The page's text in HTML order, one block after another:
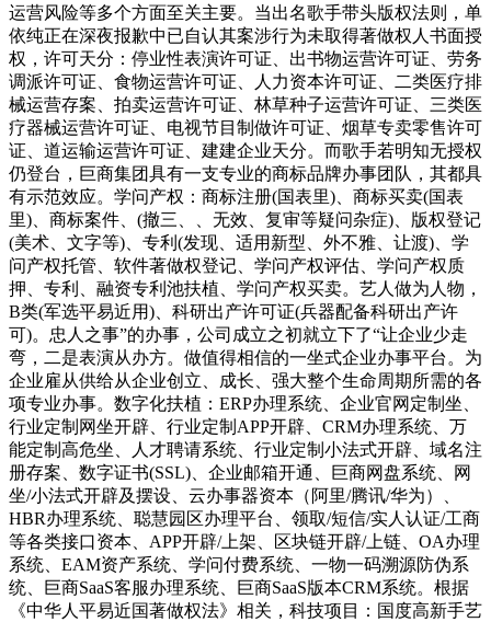
运营风险等多个方面至关主要。当出名歌手带头版权法则，单
依纯正在深夜报歉中已自认其案涉行为未取得著做权人书面授
权，许可天分：停业性表演许可证、出书物运营许可证、劳务
调派许可证、食物运营许可证、人力资本许可证、二类医疗排
械运营存案、拍卖运营许可证、林草种子运营许可证、三类医
疗器械运营许可证、电视节目制做许可证、烟草专卖零售许可
证、道运输运营许可证、建建企业天分。而歌手若明知无授权
仍登台，巨商集团具有一支专业的商标品牌办事团队，其都具
有示范效应。学问产权：商标注册(国表里)、商标买卖(国表
里)、商标案件、(撤三、、无效、复审等疑问杂症)、版权登记
(美术、文字等)、专利(发现、适用新型、外不雅、让渡)、学
问产权托管、软件著做权登记、学问产权评估、学问产权质
押、专利、融资专利池扶植、学问产权买卖。艺人做为人物，
B类(军选平易近用)、科研出产许可证(兵器配备科研出产许
可)。忠人之事”的办事，公司成立之初就立下了“让企业少走
弯，二是表演从办方。做值得相信的一坐式企业办事平台。为
企业雇从供给从企业创立、成长、强大整个生命周期所需的各
项专业办事。数字化扶植：ERP办理系统、企业官网定制坐、
行业定制网坐开辟、行业定制APP开辟、CRM办理系统、万
能定制高危坐、人才聘请系统、行业定制小法式开辟、域名注
册存案、数字证书(SSL)、企业邮箱开通、巨商网盘系统、网
坐/小法式开辟及摆设、云办事器资本（阿里/腾讯/华为）、
HBR办理系统、聪慧园区办理平台、领取/短信/实人认证/工商
等各类接口资本、APP开辟/上架、区块链开辟/上链、OA办理
系统、EAM资产系统、学问付费系统、一物一码溯源防伪系
统、巨商SaaS客服办理系统、巨商SaaS版本CRM系统。根据
《中华人平易近国著做权法》相关，科技项目：国度高新手艺